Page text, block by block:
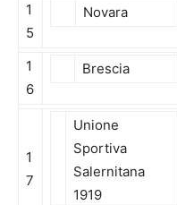
1
5
Novara
1
6
Brescia
1
7
Unione
Sportiva
Salernitana
1919